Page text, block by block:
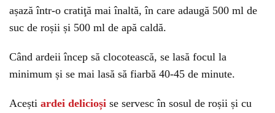
așază într-o cratiţă mai înaltă, în care adaugă 500 ml de
suc de roșii și 500 ml de apă caldă.
Când ardeii încep să clocotească, se lasă focul la
minimum și se mai lasă să fiarbă 40-45 de minute.
Acești ardei delicioși se servesc în sosul de roșii și cu